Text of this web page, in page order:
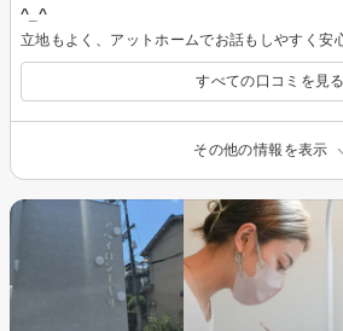
^_^
すべての口コミを見る
その他の情報を表示